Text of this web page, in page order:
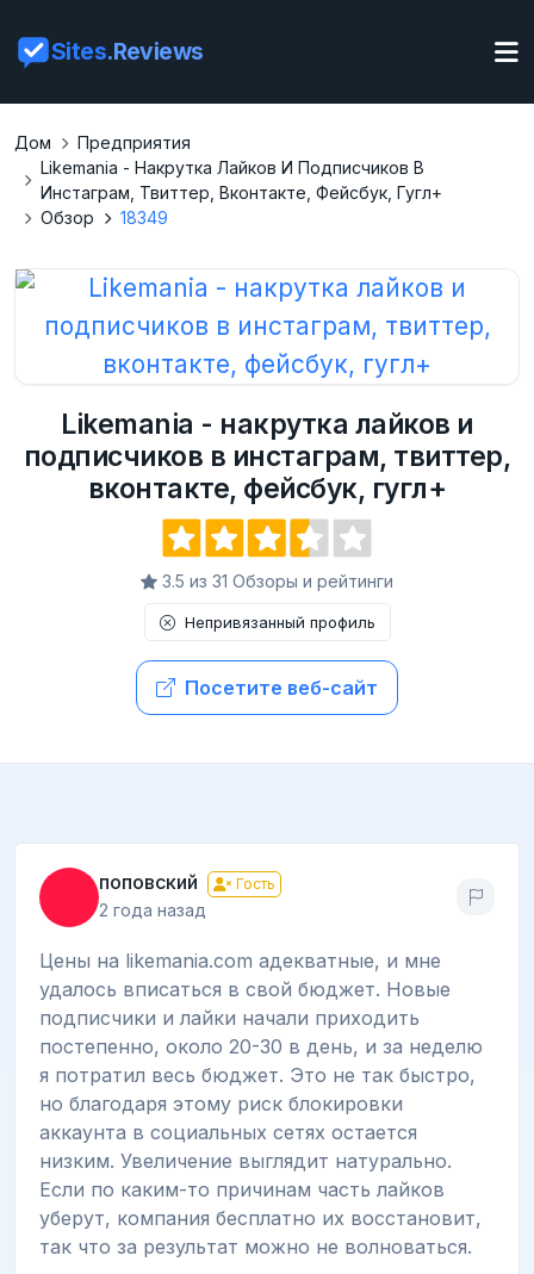
Sites.Reviews
Дом
Предприятия
Likemania - Накрутка Лайков И Подписчиков В
Инстаграм, Твиттер, Вконтакте, Фейсбук, Гугл+
Обзор
18349
Likemania - накрутка лайков и
подписчиков в инстаграм, твиттер,
вконтакте, фейсбук, гугл+
3.5 из 31 Обзоры и рейтинги
Непривязанный профиль
Посетите веб-сайт
поповский Гость
2 года назад
Цены на likemania.com адекватные, и мне
удалось вписаться в свой бюджет. Новые
подписчики и лайки начали приходить
постепенно, около 20-30 в день, и за неделю
я потратил весь бюджет. Это не так быстро,
но благодаря этому риск блокировки
аккаунта в социальных сетях остается
низким. Увеличение выглядит натурально.
Если по каким-то причинам часть лайков
уберут, компания бесплатно их восстановит,
так что за результат можно не волноваться.